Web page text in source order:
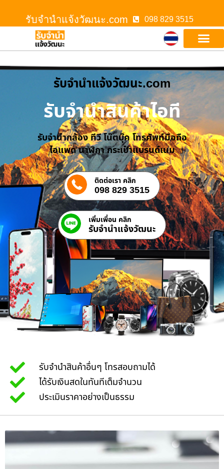
รับจํานําแจ้งวัฒนะ.com 098 829 3515
รับจํานําแจ้งวัฒนะ.com
รับจำนำสินค้าไอที
รับจำนำกล้อง ทีวี โน๊ตบุ๊ค โทรศัพท์มือถือ
ไอแพด นาฬิกา กระเป๋าแบรนด์เนม
ติดต่อเรา คลิก
098 829 3515
เพิ่มเพื่อน คลิก
รับจํานําแจ้งวัฒนะ
รับจำนำสินค้าอื่นๆ โทรสอบถามได้
ได้รับเงินสดในทันทีเต็มจำนวน
ประเมินราคาอย่างเป็นธรรม